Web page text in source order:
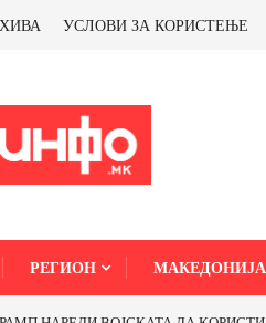
УСЛОВИ ЗА КОРИСТЕЊЕ
РЕГИОН МАКЕДОНИЈА